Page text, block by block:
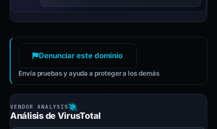
Denunciar este dominio
Envía pruebas y ayuda a proteger a los demás
Análisis de VirusTotal